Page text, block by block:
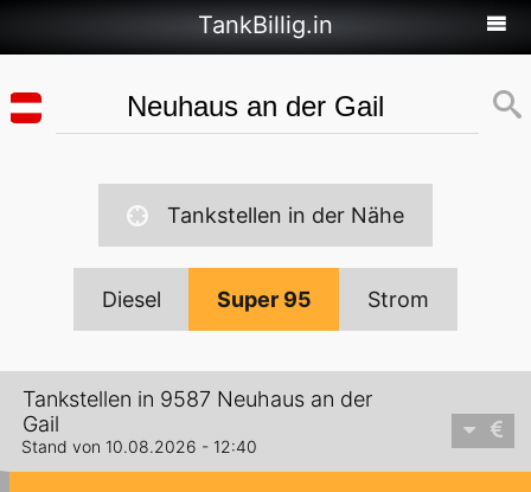
TankBillig.in
Tankstellen in der Nähe
Diesel Super 95 Strom
Tankstellen in 9587 Neuhaus an der
Gail
Stand von 10.08.2026 - 12:40